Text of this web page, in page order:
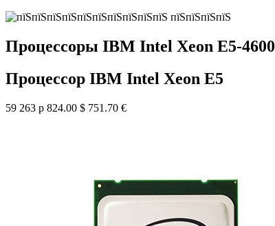
Процессоры IBM Intel Xeon E5-4600
Процессор IBM Intel Xeon E5
59 263 р 824.00 $ 751.70 €